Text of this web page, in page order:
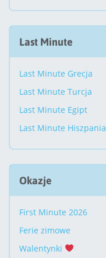
Last Minute
Last Minute Grecja
Last Minute Turcja
Last Minute Egipt
Last Minute Hiszpania
Okazje
First Minute 2026
Ferie zimowe
Walentynki